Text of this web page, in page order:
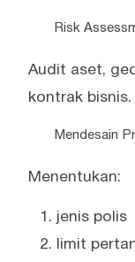
Risk
Audit aset,
kontrak bisnis.
Mendesain
Menentukan:
jenis polis
limit